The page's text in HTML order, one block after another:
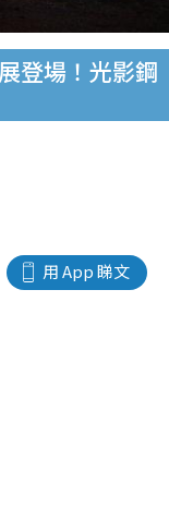
登場！光影鋼
用 App 睇文